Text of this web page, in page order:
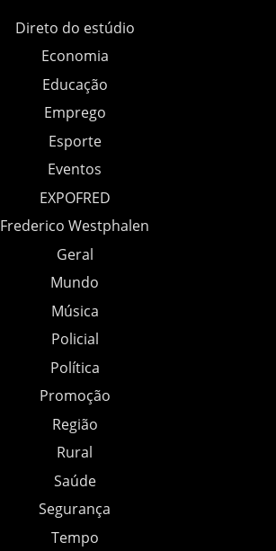
Direto do estúdio
Economia
Educação
Emprego
Esporte
Eventos
EXPOFRED
Frederico Westphalen
Geral
Mundo
Música
Policial
Política
Promoção
Região
Rural
Saúde
Segurança
Tempo